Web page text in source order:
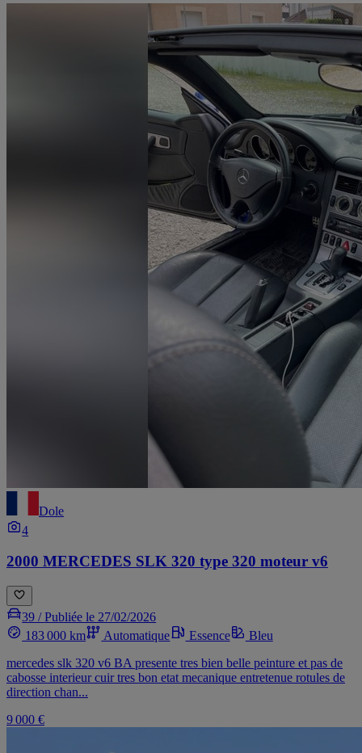
Dole
4
2000 MERCEDES SLK 320 type 320 moteur v6
39 /Publiée le 27/02/2026
183 000 km
Automatique Essence
Bleu
mercedes slk 320 v6 BA presente tres bien belle peinture et pas de
cabosse interieur cuir tres bon etat mecanique entretenue rotules de
direction chan...
9 000 €